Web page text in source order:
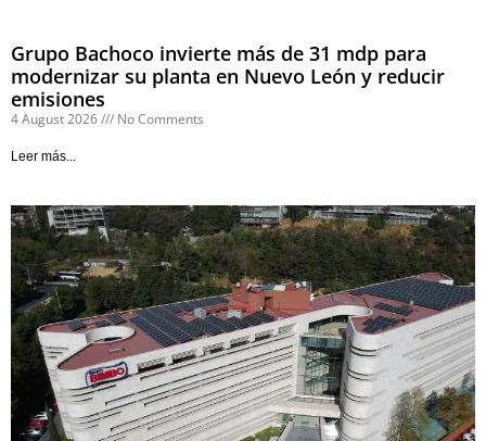
Grupo Bachoco invierte más de 31 mdp para
modernizar su planta en Nuevo León y reducir
emisiones
4 August 2026 No Comments
Leer más...